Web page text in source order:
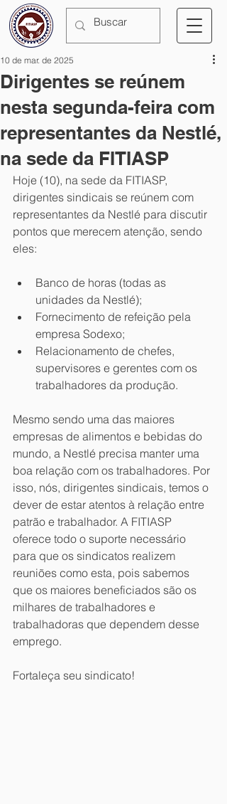
Dirigentes se reúnem
nesta segunda-feira com
representantes da Nestlé,
na sede da FITIASP
10 de mar. de 2025
Hoje (10), na sede da FITIASP,
dirigentes sindicais se reúnem com
representantes da Nestlé para discutir
pontos que merecem atenção, sendo
eles:
Banco de horas (todas as
unidades da Nestlé);
Fornecimento de refeição pela
empresa Sodexo;
Relacionamento de chefes,
supervisores e gerentes com os
trabalhadores da produção.
Mesmo sendo uma das maiores
empresas de alimentos e bebidas do
mundo, a Nestlé precisa manter uma
boa relação com os trabalhadores. Por
isso, nós, dirigentes sindicais, temos o
dever de estar atentos à relação entre
patrão e trabalhador. A FITIASP
oferece todo o suporte necessário
para que os sindicatos realizem
reuniões como esta, pois sabemos
que os maiores beneficiados são os
milhares de trabalhadores e
trabalhadoras que dependem desse
emprego.
Fortaleça seu sindicato!